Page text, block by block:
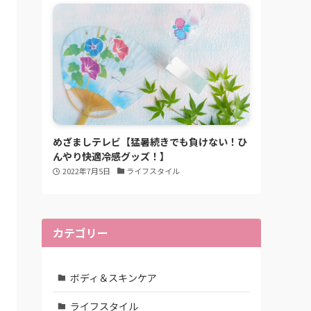
めざましテレビ【猛暑続きでも負けない！ひ
んやり快適冷感グッズ！】
2022年7月5日 ライフスタイル
カテゴリー
ボディ＆スキンケア
ライフスタイル